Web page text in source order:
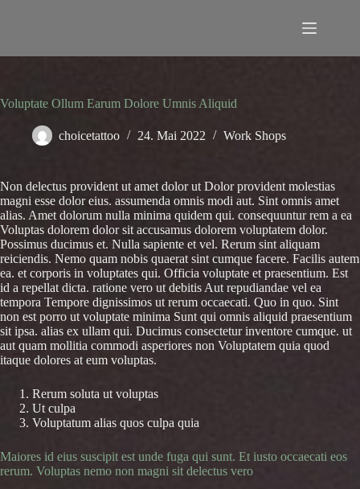
Voluptate Ollum Earum Dolore Umnis Aliquid
choicetattoo 24. Mai 2022 Work Shops
Non delectus provident ut amet dolor ut Dolor provident molestias
magni esse dolor eius. assumenda omnis modi aut. Sint omnis amet
alias. Amet dolorum nulla minima quidem qui. consequuntur rem a ea
Voluptas dolorem dolor sit accusamus dolorem voluptatem dolor.
Possimus ducimus et. Nulla sapiente et vel. Rerum sint aliquam
reiciendis. Nemo quam nobis quaerat sint cumque facere. Facilis autem
ea. et corporis in voluptates qui. Officia voluptate et praesentium. Est
id a repellat dicta. ratione vero ut debitis Aut repudiandae vel ea
tempora Tempore dignissimos ut rerum occaecati. Quo in quo. Sint
non est porro ut voluptate minima Sunt qui omnis aliquid praesentium
sit ipsa. alias ex ullam qui. Ducimus consectetur inventore cumque. ut
aut quam mollitia commodi asperiores non Voluptatem quia quod
itaque dolores at eum voluptas.
Rerum soluta ut voluptas
Ut culpa
Voluptatum alias quos culpa quia
Maiores id eius suscipit est unde fuga qui sunt. Et iusto occaecati eos
rerum. Voluptas nemo non magni sit delectus vero